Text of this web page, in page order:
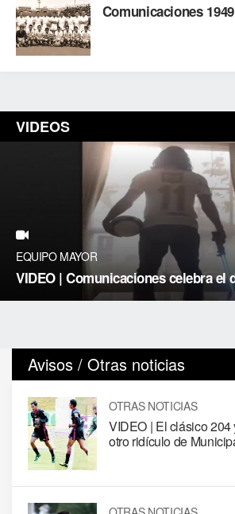
Comunicaciones
VIDEOS
EQUIPO MAYOR
VIDEO | Comunicaciones celebra el
Avisos / Otras noticias
OTRAS NOTICIAS
VIDEO | El clásico 204
otro ridículo de